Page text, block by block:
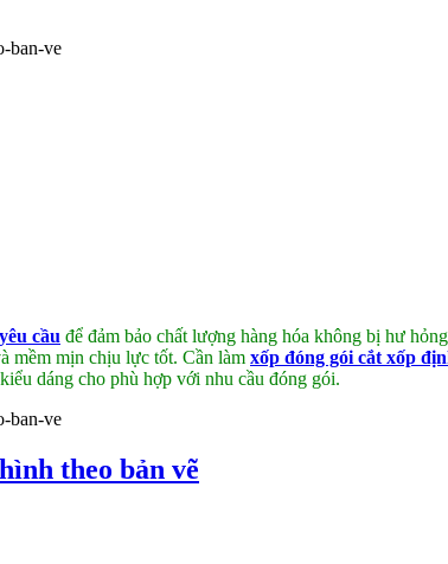
cầu để đảm bảo chất lượng hàng hóa không bị hư
mềm mịn chịu lực tốt. Cần làm xốp đóng gói cắt xốp
dáng cho phù hợp với nhu cầu đóng gói.
theo bản vẽ